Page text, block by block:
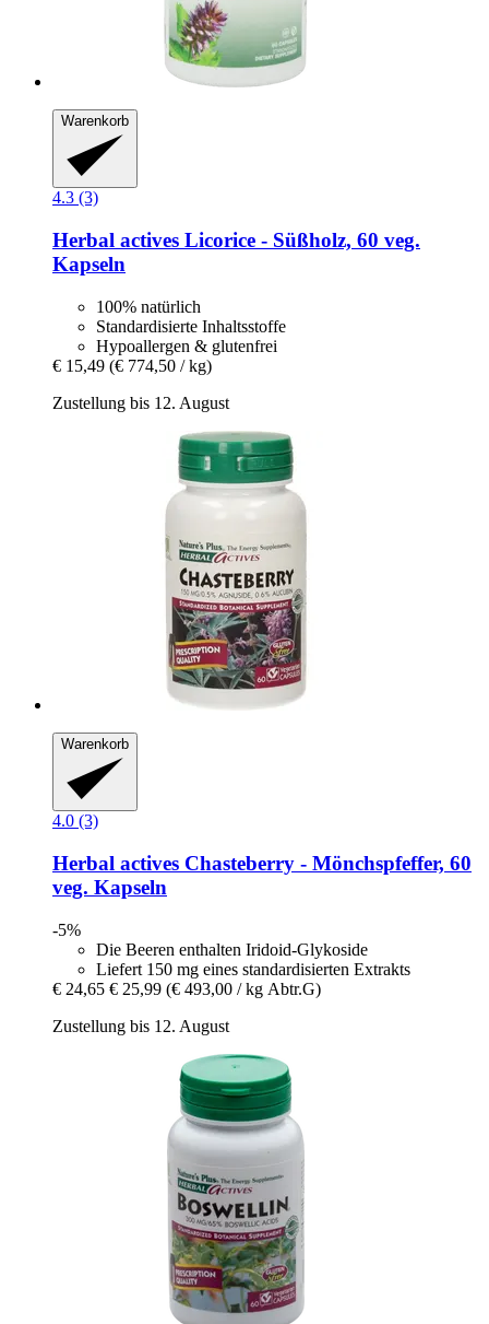
Warenkorb
4.3 (3)
Herbal actives Licorice -​ Süßholz, 60 veg.
Kapseln
100% natürlich
Standardisierte Inhaltsstoffe
Hypoallergen & glutenfrei
€ 15,49 (€ 774,50 / kg)
Zustellung bis 12. August
Warenkorb
4.0 (3)
Herbal actives Chasteberry -​ Mönchspfeffer, 60
veg. Kapseln
-5%
Die Beeren enthalten Iridoid-Glykoside
Liefert 150 mg eines standardisierten Extrakts
€ 24,65 € 25,99 (€ 493,00 / kg Abtr.G)
Zustellung bis 12. August